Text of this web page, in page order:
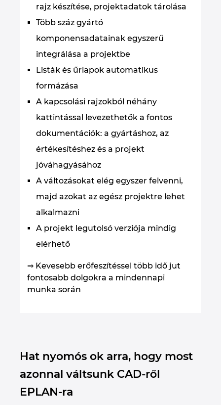
rajz készítése, projektadatok tárolása
Több száz gyártó
komponensadatainak egyszerű
integrálása a projektbe
Listák és űrlapok automatikus
formázása
A kapcsolási rajzokból néhány
kattintással levezethetők a fontos
dokumentációk: a gyártáshoz, az
értékesítéshez és a projekt
jóváhagyásához
A változásokat elég egyszer felvenni,
majd azokat az egész projektre lehet
alkalmazni
A projekt legutolsó verziója mindig
elérhető
⇒ Kevesebb erőfeszítéssel több idő jut
fontosabb dolgokra a mindennapi
munka során
Hat nyomós ok arra, hogy most
azonnal váltsunk CAD-ről
EPLAN-ra